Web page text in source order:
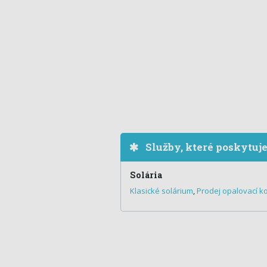
Služby, které
Solária
Klasické solárium,Prodej opalovací